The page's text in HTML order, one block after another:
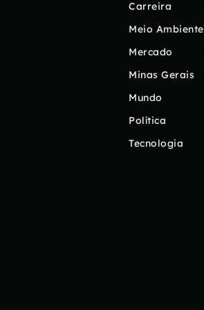
Carreira
Meio Ambiente
Mercado
Minas Gerais
Mundo
Política
Tecnologia